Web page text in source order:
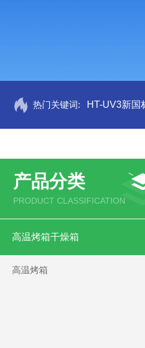
热门关键词: HT-UV3新国
产品分类
PRODUCT CLASSIFICATION
高温烤箱干燥箱
高温烤箱